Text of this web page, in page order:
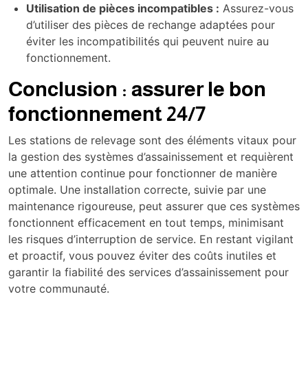
Utilisation de pièces incompatibles : Assurez-vous
d’utiliser des pièces de rechange adaptées pour
éviter les incompatibilités qui peuvent nuire au
fonctionnement.
Conclusion : assurer le bon
fonctionnement 24/7
Les stations de relevage sont des éléments vitaux pour
la gestion des systèmes d’assainissement et requièrent
une attention continue pour fonctionner de manière
optimale. Une installation correcte, suivie par une
maintenance rigoureuse, peut assurer que ces systèmes
fonctionnent efficacement en tout temps, minimisant
les risques d’interruption de service. En restant vigilant
et proactif, vous pouvez éviter des coûts inutiles et
garantir la fiabilité des services d’assainissement pour
votre communauté.